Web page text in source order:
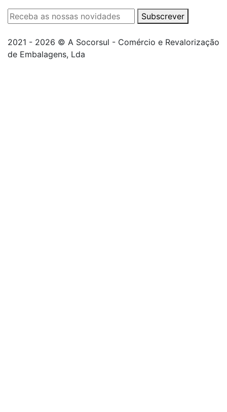
Subscrever
2021 - 2026 © A Socorsul - Comércio e Revalorização
de Embalagens, Lda